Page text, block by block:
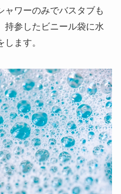
ャワーのみでバスタブも
持参したビニール袋に水
ます。